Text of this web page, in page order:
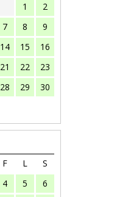
1
2
7 8
9
14 15
16
21 22
23
28 29 30
F L
S
4 5
6